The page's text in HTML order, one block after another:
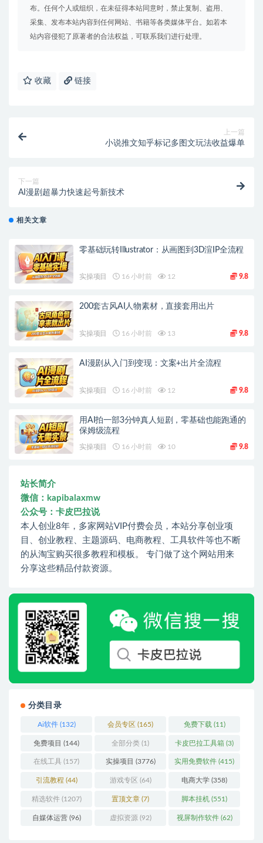
布。任何个人或组织，在未征得本站同意时，禁止复制、盗用、
采集、发布本站内容到任何网站、书籍等各类媒体平台。如若本
站内容侵犯了原著者的合法权益，可联系我们进行处理。
收藏 链接
上一篇
小说推文知乎标记多图文玩法收益爆单
下一篇
AI漫剧超暴力快速起号新技术
相关文章
零基础玩转Illustrator：从画图到3D渲IP全流程
实操项目 16 小时前 12 9.8
200套古风AI人物素材，直接套用出片
实操项目 16 小时前 13 9.8
AI漫剧从入门到变现：文案+出片全流程
实操项目 16 小时前 12 9.8
用AI拍一部3分钟真人短剧，零基础也能跑通的
保姆级流程
实操项目 16 小时前 10 9.8
站长简介
微信：kapibalaxmw
公众号：卡皮巴拉说
本人创业8年，多家网站VIP付费会员，本站分享创业项
目、创业教程、主题源码、电商教程、工具软件等也不断
的从淘宝购买很多教程和模板。 专门做了这个网站用来
分享这些精品付款资源。
分类目录
Ai软件(132) 会员专区 (165) 免费下载 (11)
免费项目 (144) 全部分类 (1) 卡皮巴拉工具箱 (3)
在线工具 (157) 实操项目 (3776) 实用免费软件 (415)
引流教程 (44) 游戏专区 (64) 电商大学 (358)
精选软件(1207) 置顶文章 (7) 脚本挂机 (551)
自媒体运营(96) 虚拟资源 (92) 视屏制作软件(62)